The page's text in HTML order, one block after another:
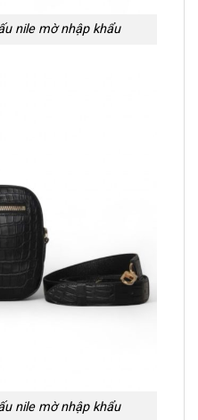
nile mờ nhập khẩu
nile mờ nhập khẩu